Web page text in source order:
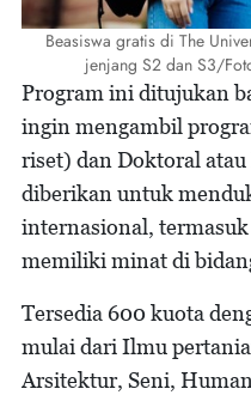
Beasiswa gratis di The
jenjang S2 dan S3/
Program ini ditujukan
ingin mengambil
riset) dan Doktoral atau
diberikan untuk
internasional,
memiliki minat di
Tersedia 600 kuota
mulai dari Ilmu
Arsitektur, Seni,